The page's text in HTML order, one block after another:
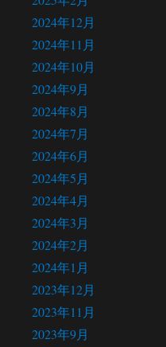
2024年12月
2024年11月
2024年10月
2024年9月
2024年8月
2024年7月
2024年6月
2024年5月
2024年4月
2024年3月
2024年2月
2024年1月
2023年12月
2023年11月
2023年9月